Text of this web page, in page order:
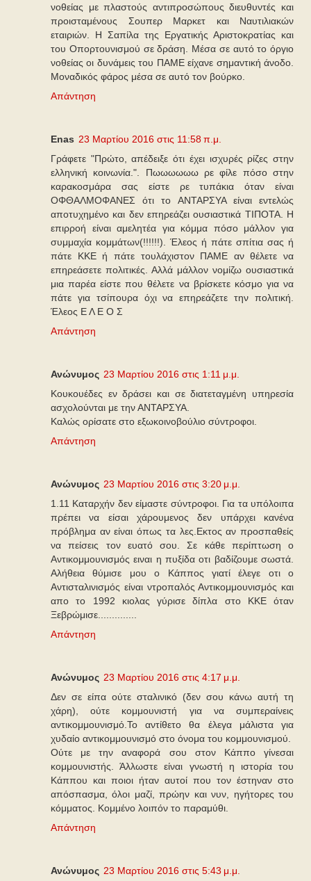
νοθείας με πλαστούς αντιπροσώπους διευθυντές και
προισταμένους Σουπερ Μαρκετ και Ναυτιλιακών
εταιριών. Η Σαπίλα της Εργατικής Αριστοκρατίας και
του Οπορτουνισμού σε δράση. Μέσα σε αυτό το όργιο
νοθείας οι δυνάμεις του ΠΑΜΕ είχανε σημαντική άνοδο.
Μοναδικός φάρος μέσα σε αυτό τον βούρκο.
Απάντηση
Enas 23 Μαρτίου 2016 στις 11:58 π.μ.
Γράφετε "Πρώτο, απέδειξε ότι έχει ισχυρές ρίζες στην
ελληνική κοινωνία.". Πωωωωωω ρε φίλε πόσο στην
καρακοσμάρα σας είστε ρε τυπάκια όταν είναι
ΟΦΘΑΛΜΟΦΑΝΕΣ ότι το ΑΝΤΑΡΣΥΑ είναι εντελώς
αποτυχημένο και δεν επηρεάζει ουσιαστικά ΤΙΠΟΤΑ. Η
επιρροή είναι αμελητέα για κόμμα πόσο μάλλον για
συμμαχία κομμάτων(!!!!!!). Έλεος ή πάτε σπίτια σας ή
πάτε ΚΚΕ ή πάτε τουλάχιστον ΠΑΜΕ αν θέλετε να
επηρεάσετε πολιτικές. Αλλά μάλλον νομίζω ουσιαστικά
μια παρέα είστε που θέλετε να βρίσκετε κόσμο για να
πάτε για τσίπουρα όχι να επηρεάζετε την πολιτική.
Έλεος Ε Λ Ε Ο Σ
Απάντηση
Ανώνυμος 23 Μαρτίου 2016 στις 1:11 μ.μ.
Κουκουέδες εν δράσει και σε διατεταγμένη υπηρεσία
ασχολούνται με την ΑΝΤΑΡΣΥΑ.
Καλώς ορίσατε στο εξωκοινοβούλιο σύντροφοι.
Απάντηση
Ανώνυμος 23 Μαρτίου 2016 στις 3:20 μ.μ.
1.11 Καταρχήν δεν είμαστε σύντροφοι. Για τα υπόλοιπα
πρέπει να είσαι χάρουμενος δεν υπάρχει κανένα
πρόβλημα αν είναι όπως τα λες.Εκτος αν προσπαθείς
να πείσεις τον ευατό σου. Σε κάθε περίπτωση ο
Αντικομμουνισμός ειναι η πυξίδα οτι βαδίζουμε σωστά.
Αλήθεια θύμισε μου ο Κάππος γιατί έλεγε οτι ο
Αντισταλινισμός είναι ντροπαλός Αντικομμουνισμός και
απο το 1992 κιολας γύρισε δίπλα στο ΚΚΕ όταν
Ξεβρώμισε..............
Απάντηση
Ανώνυμος 23 Μαρτίου 2016 στις 4:17 μ.μ.
Δεν σε είπα ούτε σταλινικό (δεν σου κάνω αυτή τη
χάρη), ούτε κομμουνιστή για να συμπεραίνεις
αντικομμουνισμό.Το αντίθετο θα έλεγα μάλιστα για
χυδαίο αντικομμουνισμό στο όνομα του κομμουνισμού.
Ούτε με την αναφορά σου στον Κάππο γίνεσαι
κομμουνιστής. Άλλωστε είναι γνωστή η ιστορία του
Κάππου και ποιοι ήταν αυτοί που τον έστηναν στο
απόσπασμα, όλοι μαζί, πρώην και νυν, ηγήτορες του
κόμματος. Κομμένο λοιπόν το παραμύθι.
Απάντηση
Ανώνυμος 23 Μαρτίου 2016 στις 5:43 μ.μ.